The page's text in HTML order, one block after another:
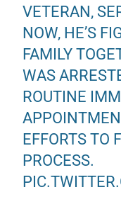
VETERAN,
NOW, HE’S
FAMILY
WAS
ROUTINE
EFFORTS TO
PROCESS.